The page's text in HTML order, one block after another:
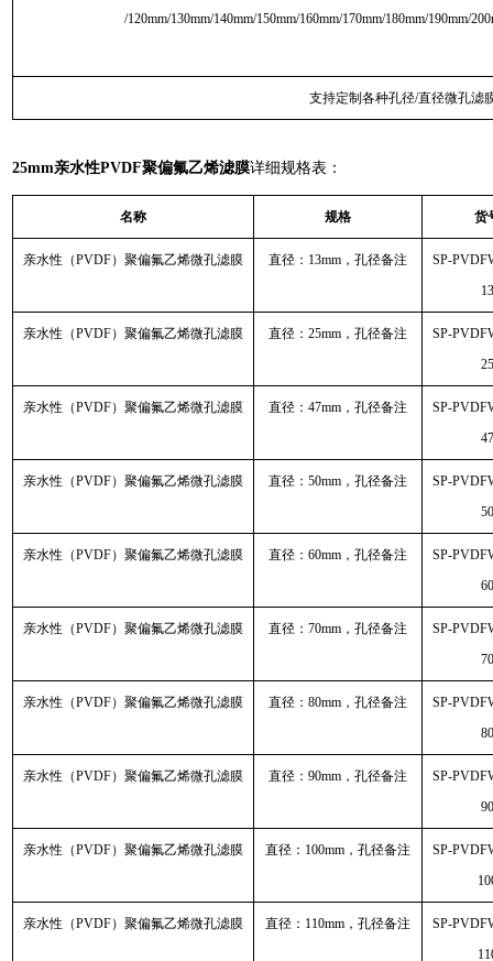
/120mm/130mm/140mm/150mm/160mm/170mm/180mm/190mm/
支持定制各种孔径/直径微孔滤
25mm亲水性PVDF聚偏氟乙烯滤膜详细规格表：
名称 规格 货
亲水性（PVDF）聚偏氟乙烯微孔滤膜 直径：13mm，孔径备注
SP-
亲水性（PVDF）聚偏氟乙烯微孔滤膜 直径：25mm，孔径备注
SP-
亲水性（PVDF）聚偏氟乙烯微孔滤膜 直径：47mm，孔径备注
SP-
亲水性（PVDF）聚偏氟乙烯微孔滤膜 直径：50mm，孔径备注
SP-
亲水性（PVDF）聚偏氟乙烯微孔滤膜 直径：60mm，孔径备注
SP-
亲水性（PVDF）聚偏氟乙烯微孔滤膜 直径：70mm，孔径备注
SP-
亲水性（PVDF）聚偏氟乙烯微孔滤膜 直径：80mm，孔径备注
SP-
亲水性（PVDF）聚偏氟乙烯微孔滤膜 直径：90mm，孔径备注
SP-
亲水性（PVDF）聚偏氟乙烯微孔滤膜 直径：100mm，孔径备注
SP-
亲水性（PVDF）聚偏氟乙烯微孔滤膜 直径：110mm，孔径备注
SP-